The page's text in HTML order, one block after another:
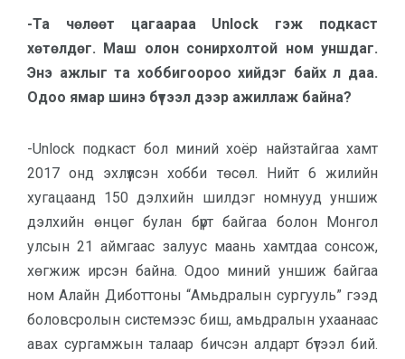
-Та чөлөөт цагаараа Unlock гэж подкаст
хөтөлдөг. Маш олон сонирхолтой ном уншдаг.
Энэ ажлыг та хоббигоороо хийдэг байх л даа.
Одоо ямар шинэ бүтээл дээр ажиллаж байна?
-Unlock подкаст бол миний хоёр найзтайгаа хамт
2017 онд эхлүүлсэн хобби төсөл. Нийт 6 жилийн
хугацаанд 150 дэлхийн шилдэг номнууд уншиж
дэлхийн өнцөг булан бүрт байгаа болон Монгол
улсын 21 аймгаас залуус маань хамтдаа сонсож,
хөгжиж ирсэн байна. Одоо миний уншиж байгаа
ном Алайн Диботтоны “Амьдралын сургууль” гээд
боловсролын системээс биш, амьдралын ухаанаас
авах сургамжын талаар бичсэн алдарт бүтээл бий.